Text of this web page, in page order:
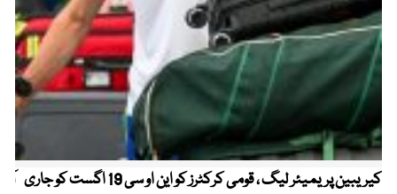
کیریبین پریمیئر لیگ ، قومی کرکٹرز کو این او سی 19 اگست کو جاری